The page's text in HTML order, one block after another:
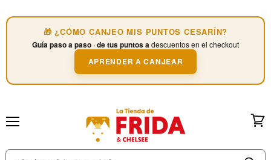
🎁 ¿CÓMO CANJEO MIS PUNTOS CESARÍN?
Guía paso a paso · de tus puntos adescuentos en el checkout
APRENDER A CANJEAR